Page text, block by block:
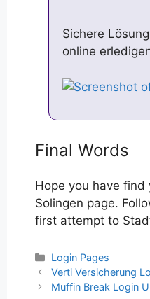
Sichere
online
Final Words
Hope you have
Solingen page.
first attempt to
Categories
Login Pages
Post
navigation
Verti Versicherung
Muffin Break Login